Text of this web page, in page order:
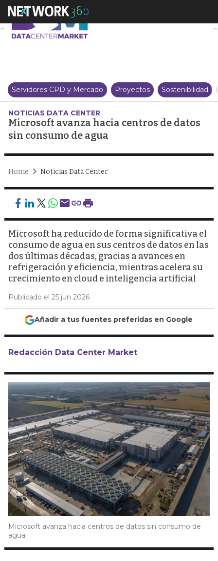
Microsoft avanza hacia centros
Servidores CPD y Mercado Proyectos Sostenibilidad
NOTICIAS DATA CENTER
Microsoft avanza hacia centros de datos
sin consumo de agua
Home Noticias Data Center
Microsoft ha reducido de forma significativa el
consumo de agua en sus centros de datos en las
dos últimas décadas, gracias a avances en
refrigeración y eficiencia, mientras acelera su
crecimiento en cloud e inteligencia artificial
Publicado el 25 jun 2026
Añadir a tus fuentes preferidas en Google
Redacción Data Center Market
Microsoft avanza hacia centros de datos sin consumo de
agua